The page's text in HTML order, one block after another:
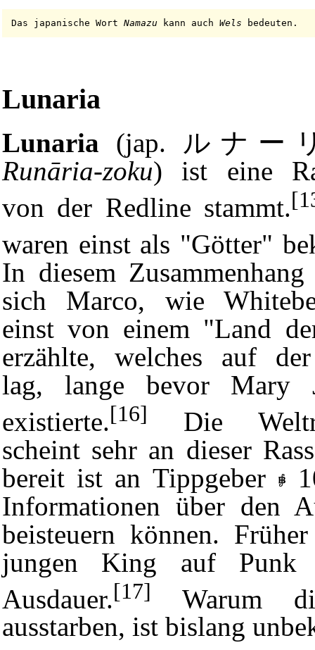
Das japanische Wort Namazu kann auch Wels bedeuten.
Lunaria
Lunaria (jap. ルナー
Runāria-zoku) ist eine
von der Redline stammt.
waren einst als "Götter"
In diesem Zusammenhang
sich Marco, wie
einst von einem "Land
erzählte, welches auf
lag, lange bevor Mary
existierte.[16]
Die
scheint sehr an dieser
bereit ist an Tippgeber
Informationen über den
beisteuern können.
jungen King auf Punk
Ausdauer.[17]
Warum
ausstarben, ist bislang